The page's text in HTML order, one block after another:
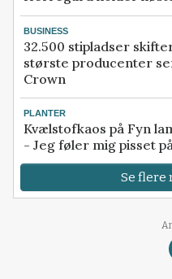
BUSINESS
32.500 stipladser
største producenter
Crown
PLANTER
Kvælstofkaos på Fyn
- Jeg føler mig pisset på
Se flere